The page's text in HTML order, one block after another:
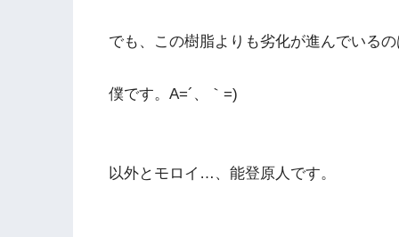
でも、この樹脂よりも劣化が進んでいる
僕です。A=´、｀=)ゞ
以外とモロイ…、能登原人です。